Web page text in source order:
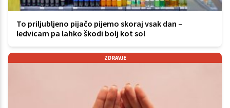
To priljubljeno pijačo pijemo skoraj vsak dan –
ledvicam pa lahko škodi bolj kot sol
ZDRAVJE